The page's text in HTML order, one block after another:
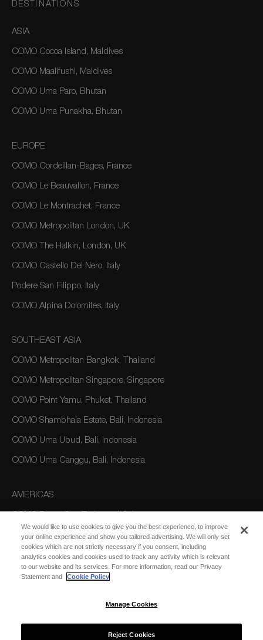
DESTINATIONS
ASIA
COMO Cocoa Island, Maldives
COMO Maalifushi, Maldives
COMO Uma Paro, Bhutan
COMO Uma Punakha, Bhutan
EUROPE
COMO Cordeillan-Bages, France
COMO Le Beauvallon, France
COMO Le Montrachet, France
COMO Metropolitan London, UK
COMO The Halkin, London, UK
COMO Castello Del Nero, Italy
Podere San Filippo, Italy
COMO Alpina Dolomites, Italy
SOUTHEAST ASIA
COMO Metropolitan Bangkok, Thailand
COMO Metropolitan Singapore, Singapore
COMO Point Yamu, Phuket, Thailand
COMO Shambhala Estate, Bali, Indonesia
COMO Uma Ubud, Bali, Indonesia
COMO Uma Canggu, Bali, Indonesia
AMERICAS
AUSTRALIA/OCEANIA
COMO The Treasury, Perth
We would like to use cookies to give you the best experience, to improve
your online experience and show you tailored advertising. We will only set
cookies which are not strictly necessary if you consent, including
analytics cookies and cookies used to track any activity which is relevant
to our website and its services. For more information, read our Privacy
Statement and
Cookie Policy
Manage Cookies
Reject Cookies